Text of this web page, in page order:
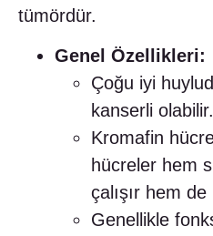
tümördür.
Genel Özellikleri:
Çoğu iyi
kanserli olabilir.
Kromafin
hücreler hem
çalışır hem
Genellikle